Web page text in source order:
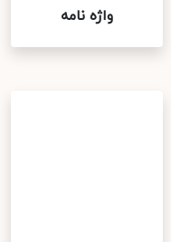
واژه نامه